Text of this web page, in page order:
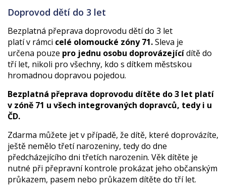
Doprovod dětí do 3 let
Bezplatná přeprava doprovodu dětí do 3 let
platí v rámci celé olomoucké zóny 71.Sleva je
určena pouze pro jednu osobu doprovázejícídítě do
tří let, nikoli pro všechny, kdo s dítkem městskou
hromadnou dopravou pojedou.
Bezplatná přeprava doprovodu dítěte do 3 let platí
v zóně 71 u všech integrovaných dopravců, tedy i u
ČD.
Zdarma můžete jet v případě, že dítě, které doprovázíte,
ještě nemělo třetí narozeniny, tedy do dne
předcházejícího dni třetích narozenin. Věk dítěte je
nutné při přepravní kontrole prokázat jeho občanským
průkazem, pasem nebo průkazem dítěte do tří let.